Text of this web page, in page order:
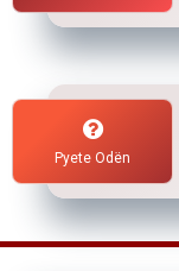
Pyete Odën